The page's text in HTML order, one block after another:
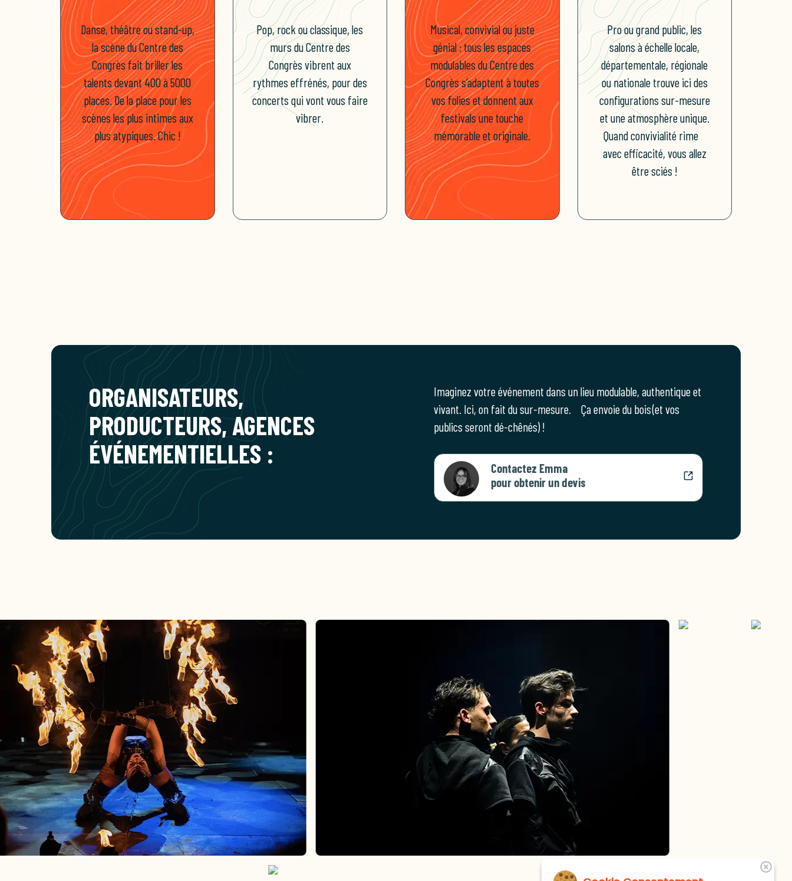
Danse, théâtre ou stand-up,
la scène du Centre des
Congrès fait briller les
talents devant 400 à 5000
places. De la place pour les
scènes les plus intimes aux
plus atypiques. Chic !
Pop, rock ou classique, les
murs du Centre des
Congrès vibrent aux
rythmes effrénés, pour des
concerts qui vont vous faire
vibrer.
Musical, convivial ou juste
génial : tous les espaces
modulables du Centre des
Congrès s’adaptent à toutes
vos folies et donnent aux
festivals une touche
mémorable et originale.
Pro ou grand public, les
salons à échelle locale,
départementale, régionale
ou nationale trouve ici des
configurations sur-mesure
et une atmosphère unique.
Quand convivialité rime
avec efficacité, vous allez
être sciés !
ORGANISATEURS,
PRODUCTEURS, AGENCES
ÉVÉNEMENTIELLES :
Imaginez votre événement dans un lieu modulable, authentique et
vivant. Ici, on fait du sur-mesure. Ça envoie du bois (et vos
publics seront dé-chênés) !
Contactez Emma
pour obtenir un devis